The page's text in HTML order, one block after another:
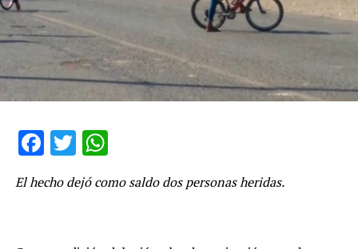
Facebook
Twitter
El hecho dejó como saldo dos personas heridas.